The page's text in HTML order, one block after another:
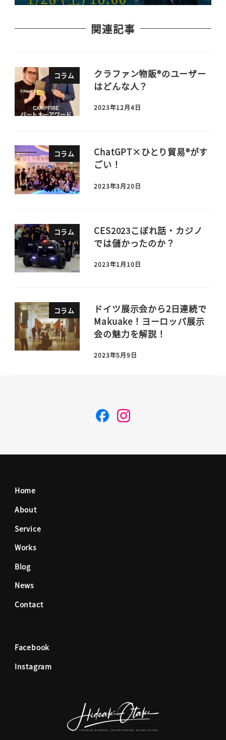
関連記事
コラム
クラファン物販®のユーザー
はどんな人？
2023年12月4日
コラム
ChatGPT×ひとり貿易®がす
ごい！
2023年3月20日
コラム
CES2023こぼれ話・カジノ
では儲かったのか？
2023年1月10日
コラム
ドイツ展示会から2日連続で
Makuake！ヨーロッパ展示
会の魅力を解説！
2023年5月9日
F I
Home
About
Service
Works
Blog
News
Contact
Facebook
Instagram